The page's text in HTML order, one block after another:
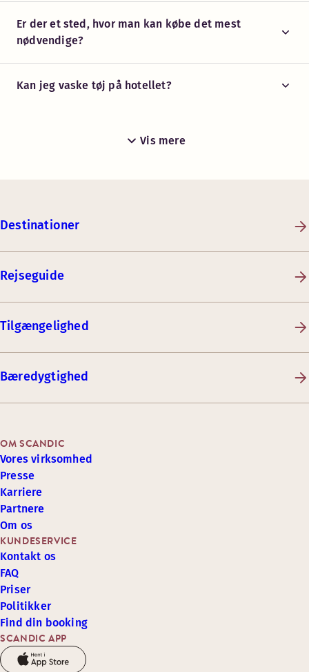
Er der et sted, hvor man kan købe det mest
nødvendige?
Kan jeg vaske tøj på hotellet?
Vis mere
Destinationer
Rejseguide
Tilgængelighed
Bæredygtighed
SCANDIC APP
KUNDESERVICE
Kontakt os
FAQ
Priser
Politikker
Find din booking
OM SCANDIC
Vores virksomhed
Presse
Karriere
Partnere
Om os